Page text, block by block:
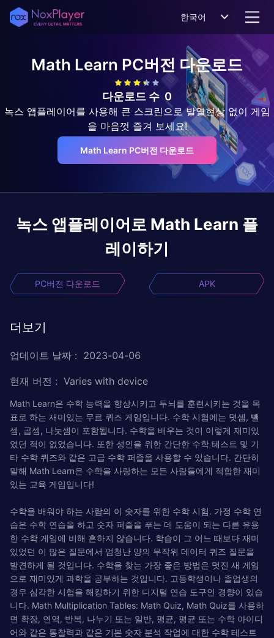
한국어
Math Learn PC버전 다운로드
다운로드 수 0
녹스 앱플레이어를 사용해 큰 스크린으로 발열현상 없이 게임
을 마음껏 즐겨 보세요!
Math Learn PC버전 다운로드
녹스 앱플레이어로 Math Learn 플
레이하기
PC버전 다운로드 APK
더보기
업데이트 날짜 : 2023-04-06
현재 버전 : Varies with device
Math Learn은 수학 능력을 향상시키고 두뇌를 훈련시키는 것을 목
표로 하는 재미있는 무료 퀴즈 게임입니다. 수학 시험에는 덧셈, 뺄
셈, 곱셈, 나눗셈이 포함됩니다. 수학을 배우는 것이 이렇게 재미있
었던 적이 없었습니다. 또한 성인을 위한 간단한 수학 테스트 및 기
타 수학 퀴즈와 같은 고급 수학 퍼즐을 사용할 수 있습니다. 간단히
말해 Math Learn은 수학을 사랑하는 모든 사람들에게 적합한 재미
있는 교육 게임입니다!
수학을 배워야 하는 사람의 이 숫자를 위한 수학 시험. 가정 수학 연
습은 수학 연습을 하고 숫자 퍼즐을 푸는 데 도움이 되는 다른 유용
한 수학 게임에 비해 흔하지 않습니다. 학습이 그 어느 때보다 재미
있었던 이 많은 질문에서 엄청난 양의 무작위 데이터 퀴즈 질문을
발견하게 될 것입니다. 수학을 찾는 가장 좋은 방법은 멋진 새 게임
으로 재미있게 과학을 공부하는 것입니다. 고등학생이나 졸업생의
경우 심각한 시험을 해킹하기 위한 디지털 연습 도구인 경향이 있습
니다. Math Multiplication Tables: Math Quiz, Math Quiz를 사용하
면 확장, 연역, 반복, 나누기 또는 일반, 평균, 평균 또는 수학 아이디
어와 같은 통찰력과 같은 기본 숫자 분석 작업에 대한 수학 테스트